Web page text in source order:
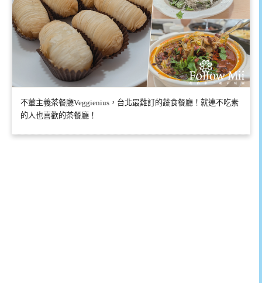
不葷主義茶餐廳Veggienius，台北最難訂的蔬食餐廳！就連不吃素
的人也喜歡的茶餐廳！